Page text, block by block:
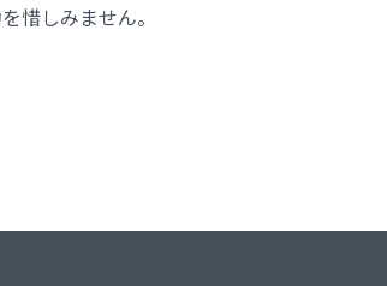
惜しみません。